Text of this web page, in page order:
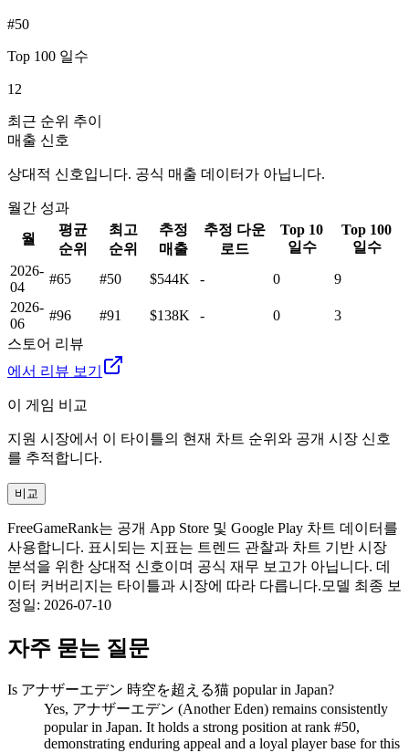
#50
Top 100 일수
12
최근 순위 추이
매출 신호
상대적 신호입니다. 공식 매출 데이터가 아닙니다.
월간 성과
월
평균
순위
최고
순위
추정
매출
추정 다운
로드
Top 10
일수
Top 100
일수
2026-
04
#65 #50 $544K - 0
9
2026-
06
#96 #91 $138K - 0
3
스토어 리뷰
에서 리뷰 보기
이 게임 비교
지원 시장에서 이 타이틀의 현재 차트 순위와 공개 시장 신호
를 추적합니다.
비교
FreeGameRank는 공개 App Store 및 Google Play 차트 데이터를
사용합니다. 표시되는 지표는 트렌드 관찰과 차트 기반 시장
분석을 위한 상대적 신호이며 공식 재무 보고가 아닙니다. 데
이터 커버리지는 타이틀과 시장에 따라 다릅니다. 모델 최종 보
정일: 2026-07-10
자주 묻는 질문
Is アナザーエデン 時空を超える猫 popular in Japan?
Yes, アナザーエデン (Another Eden) remains consistently
popular in Japan. It holds a strong position at rank #50,
demonstrating enduring appeal and a loyal player base for this